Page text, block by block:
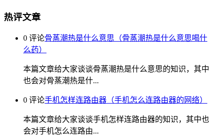
热评文章
0 评论骨蒸潮热是什么意思（骨蒸潮热是什么意思喝什
么药）
本篇文章给大家谈谈骨蒸潮热是什么意思的知识，其中
也会对骨蒸潮热是什...
0 评论手机怎样连路由器（手机怎么连路由器的网络）
本篇文章给大家谈谈手机怎样连路由器的知识，其中也
会对手机怎么连路由...